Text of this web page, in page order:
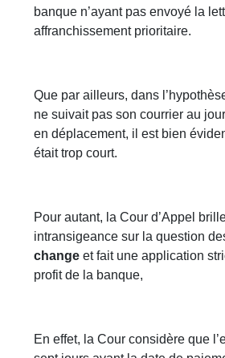
banque n’ayant pas envoyé la
affranchissement prioritaire.
Que par ailleurs, dans
ne suivait pas son courrier au
en déplacement, il est bien
était trop court.
Pour autant, la Cour d’Appel
intransigeance sur la question
change et fait une application
profit de la banque,
En effet, la Cour considère que